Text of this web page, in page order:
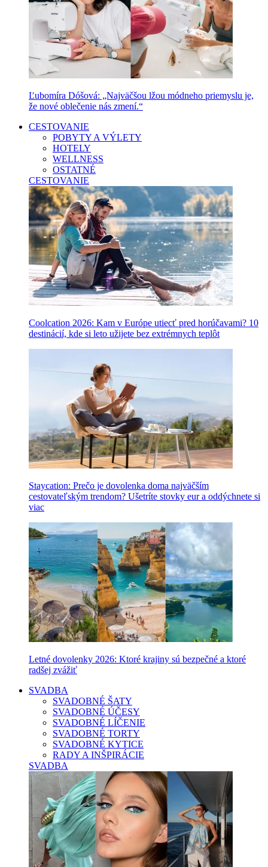
Ľubomíra Dóšová: „Najväčšou lžou módneho priemyslu je,
že nové oblečenie nás zmení.“
CESTOVANIE
POBYTY A VÝLETY
HOTELY
WELLNESS
OSTATNÉ
CESTOVANIE
Coolcation 2026: Kam v Európe utiecť pred horúčavami? 10
destinácií, kde si leto užijete bez extrémnych teplôt
Staycation: Prečo je dovolenka doma najväčším
cestovateľským trendom? Ušetríte stovky eur a oddýchnete si
viac
Letné dovolenky 2026: Ktoré krajiny sú bezpečné a ktoré
radšej zvážiť
SVADBA
SVADOBNÉ ŠATY
SVADOBNÉ ÚČESY
SVADOBNÉ LÍČENIE
SVADOBNÉ TORTY
SVADOBNÉ KYTICE
RADY A INŠPIRÁCIE
SVADBA